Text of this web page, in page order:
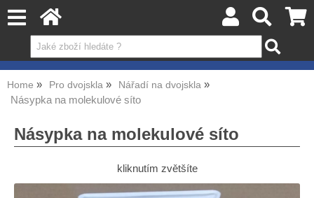
Home Pro dvojskla Nářadí na dvojskla
Násypka na molekulové síto
Násypka na molekulové síto
kliknutím zvětšíte